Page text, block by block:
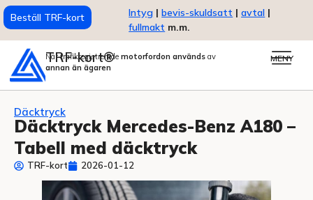
Beställ TRF-kort Intyg | bevis-skuldsatt | avtal |
fullmakt m.m.
TRF-kort®
När trafikregistrerade motorfordon används av
annan än ägaren
MENY
Däcktryck
Däcktryck Mercedes-Benz A180 –
Tabell med däcktryck
TRF-kort 2026-01-12